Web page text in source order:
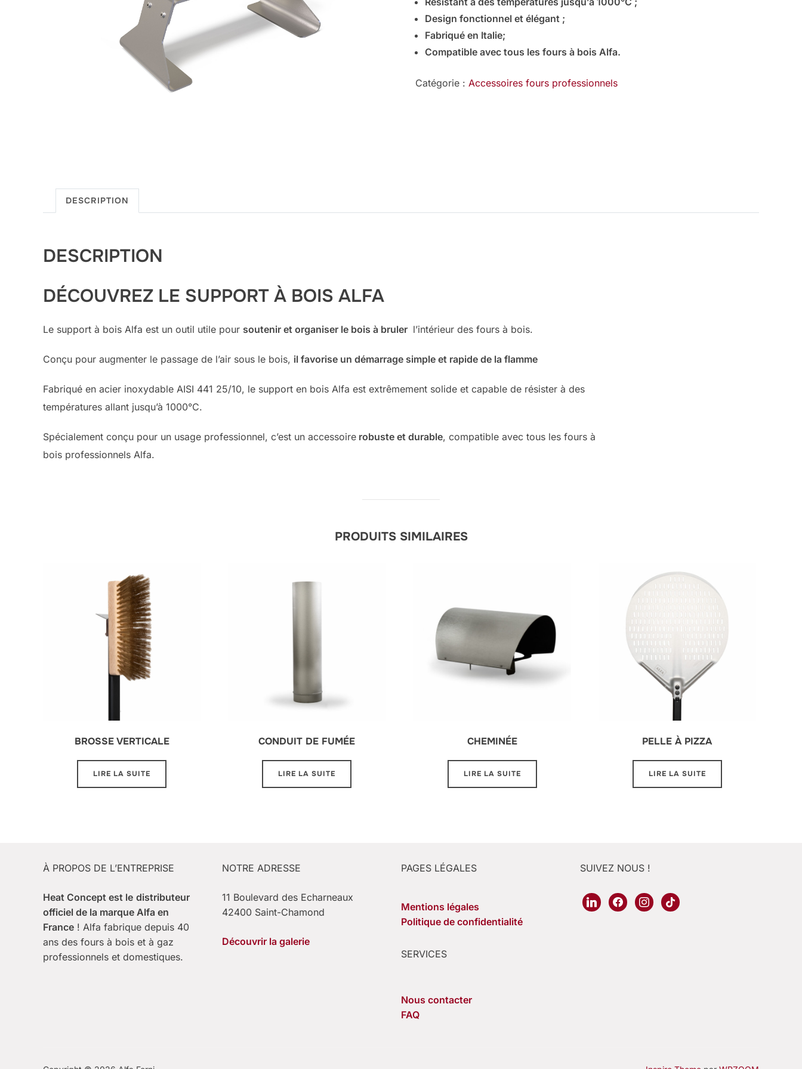
Design fonctionnel et élégant ;
Fabriqué en Italie;
Compatible avec tous les fours à bois Alfa.
Catégorie : Accessoires fours professionnels
DESCRIPTION
DESCRIPTION
DÉCOUVREZ LE SUPPORT À BOIS ALFA
Le support à bois Alfa est un outil utile pour soutenir et organiser le bois à bruler l’intérieur des fours à bois.
Conçu pour augmenter le passage de l’air sous le bois, il favorise un démarrage simple et rapide de la flamme
Fabriqué en acier inoxydable AISI 441 25/10, le support en bois Alfa est extrêmement solide et capable de résister à des
températures allant jusqu’à 1000°C.
Spécialement conçu pour un usage professionnel, c’est un accessoire robuste et durable, compatible avec tous les fours à
bois professionnels Alfa.
PRODUITS SIMILAIRES
BROSSE VERTICALE
LIRE LA SUITE
CONDUIT DE FUMÉE
LIRE LA SUITE
CHEMINÉE
LIRE LA SUITE
PELLE À PIZZA
LIRE LA SUITE
À PROPOS DE L’ENTREPRISE
Heat Concept est le distributeur
officiel de la marque Alfa en
France ! Alfa fabrique depuis 40
ans des fours à bois et à gaz
professionnels et domestiques.
NOTRE ADRESSE
11 Boulevard des Echarneaux
42400 Saint-Chamond
Découvrir la galerie
PAGES LÉGALES
Mentions légales
Politique de confidentialité
SERVICES
Nous contacter
FAQ
SUIVEZ NOUS !
linkedinfacebookinstagram
tiktok